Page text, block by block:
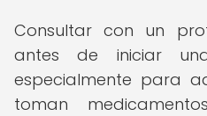
Consultar con un
antes de iniciar
especialmente para
toman